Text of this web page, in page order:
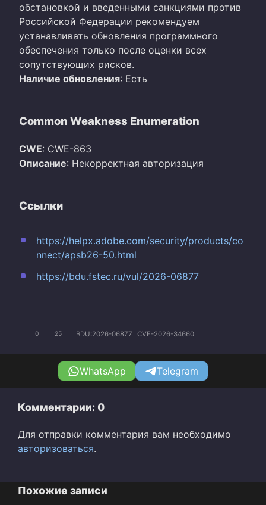
обстановкой и введенными санкциями против
Российской Федерации рекомендуем
устанавливать обновления программного
обеспечения только после оценки всех
сопутствующих рисков.
Наличие обновления: Есть
Common Weakness Enumeration
CWE: CWE-863
Описание: Некорректная авторизация
Ссылки
https://helpx.adobe.com/security/products/co
nnect/apsb26-50.html
https://bdu.fstec.ru/vul/2026-06877
0 25 BDU:2026-06877 CVE-2026-34660
WhatsApp Telegram
Комментарии: 0
Для отправки комментария вам необходимо
авторизоваться.
Похожие записи